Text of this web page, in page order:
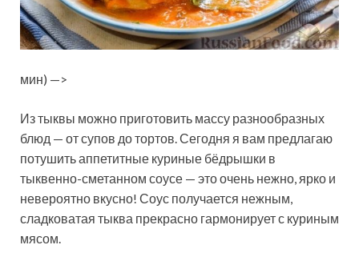
мин) —>
Из тыквы можно приготовить массу разнообразных
блюд — от супов до тортов. Сегодня я вам предлагаю
потушить аппетитные куриные бёдрышки в
тыквенно-сметанном соусе — это очень нежно, ярко и
невероятно вкусно! Соус получается нежным,
сладковатая тыква прекрасно гармонирует с куриным
мясом.